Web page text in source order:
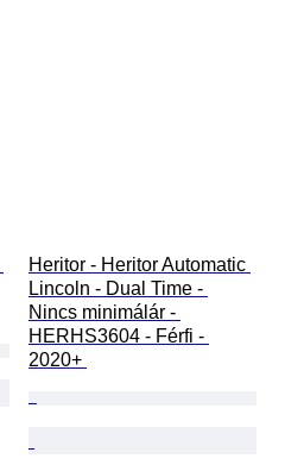
Heritor - Heritor Automatic
Lincoln - Dual Time -
Nincs minimálár -
HERHS3604 - Férfi -
2020+